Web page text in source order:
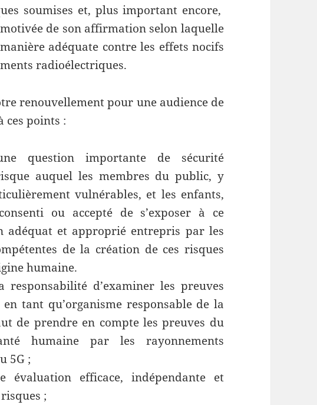
soumises et, plus important encore,
de son affirmation selon laquelle
adéquate contre les effets nocifs
radioélectriques.
renouvellement pour une audience de
ces points :
question importante de sécurité
auquel les membres du public, y
vulnérables, et les enfants,
ou accepté de s’exposer à ce
adéquat et approprié entrepris par les
de la création de ces risques
humaine.
d’examiner les preuves
tant qu’organisme responsable de la
de prendre en compte les preuves du
humaine par les rayonnements
5G ;
évaluation efficace, indépendante et
;